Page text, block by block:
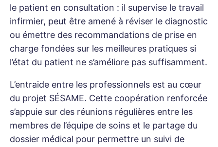
le patient en consultation : il supervise le travail
infirmier, peut être amené à réviser le diagnostic
ou émettre des recommandations de prise en
charge fondées sur les meilleures pratiques si
l’état du patient ne s’améliore pas suffisamment.
L’entraide entre les professionnels est au cœur
du projet SÉSAME. Cette coopération renforcée
s’appuie sur des réunions régulières entre les
membres de l’équipe de soins et le partage du
dossier médical pour permettre un suivi de